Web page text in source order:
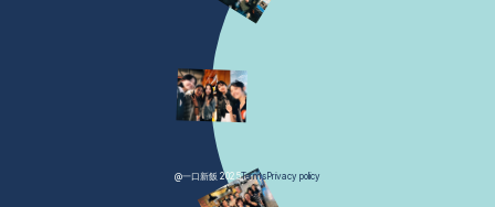
@一口新飯 2025TermsPrivacy policy